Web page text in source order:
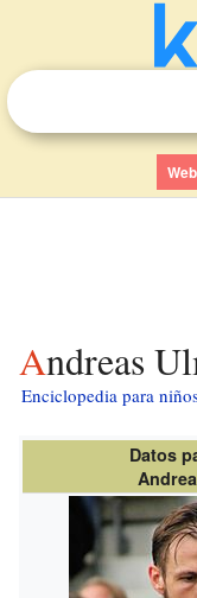
Web
Andreas
Enciclopedia para
Datos